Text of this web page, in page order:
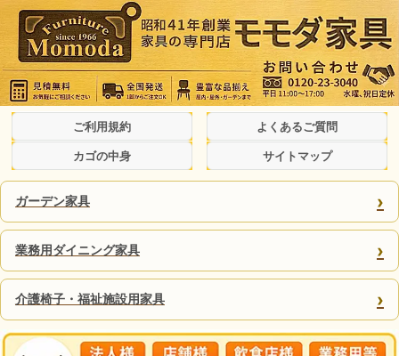
ご利用規約 よくあるご質問
カゴの中身 サイトマップ
ガーデン家具 ›
業務用ダイニング家具 ›
介護椅子・福祉施設用家具 ›